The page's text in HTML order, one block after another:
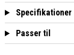
Specifikationer
Passer til